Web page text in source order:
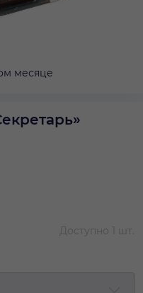
месяце
Доступно 1 шт.